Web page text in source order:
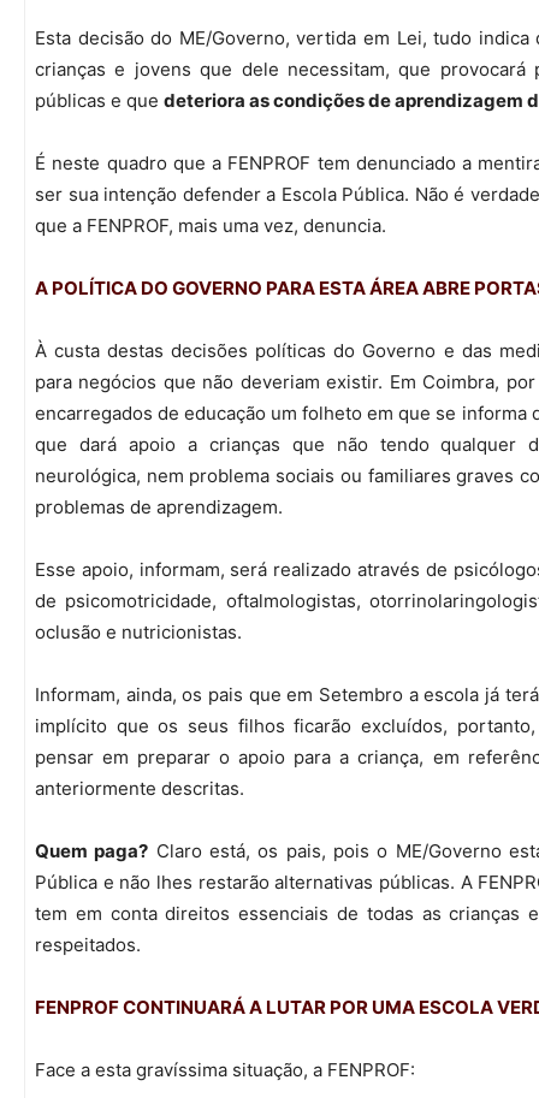
Esta decisão do ME/Governo, vertida em Lei, tudo
crianças e jovens que dele necessitam, que
públicas e que deteriora as condições de aprendizagem
É neste quadro que a FENPROF tem denunciado a
ser sua intenção defender a Escola Pública. Não é
que a FENPROF, mais uma vez, denuncia.
A POLÍTICA DO GOVERNO PARA ESTA ÁREA ABRE
À custa destas decisões políticas do Governo e das
para negócios que não deveriam existir. Em Coimbra,
encarregados de educação um folheto em que se
que dará apoio a crianças que não tendo qualquer
neurológica, nem problema sociais ou familiares graves
problemas de aprendizagem.
Esse apoio, informam, será realizado através de
de psicomotricidade, oftalmologistas,
oclusão e nutricionistas.
Informam, ainda, os pais que em Setembro a escola já
implícito que os seus filhos ficarão excluídos,
pensar em preparar o apoio para a criança, em
anteriormente descritas.
Quem paga? Claro está, os pais, pois o ME/Governo
Pública e não lhes restarão alternativas públicas. A
tem em conta direitos essenciais de todas as crianças
respeitados.
FENPROF CONTINUARÁ A LUTAR POR UMA ESCOLA
Face a esta gravíssima situação, a FENPROF: